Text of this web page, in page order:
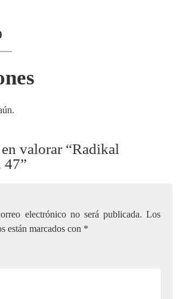
valorar “Radikal
electrónico no será publicada. Los
están marcados con *